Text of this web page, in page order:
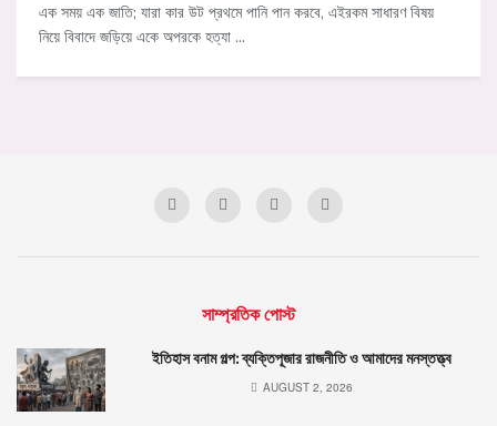
এক সময় এক জাতি; যারা কার উট প্রথমে পানি পান করবে, এইরকম সাধারণ বিষয়
নিয়ে বিবাদে জড়িয়ে একে অপরকে হত্যা ...
সাম্প্রতিক পোস্ট
ইতিহাস বনাম গল্প: ব্যক্তিপূজার রাজনীতি ও আমাদের মনস্তত্ত্ব
AUGUST 2, 2026